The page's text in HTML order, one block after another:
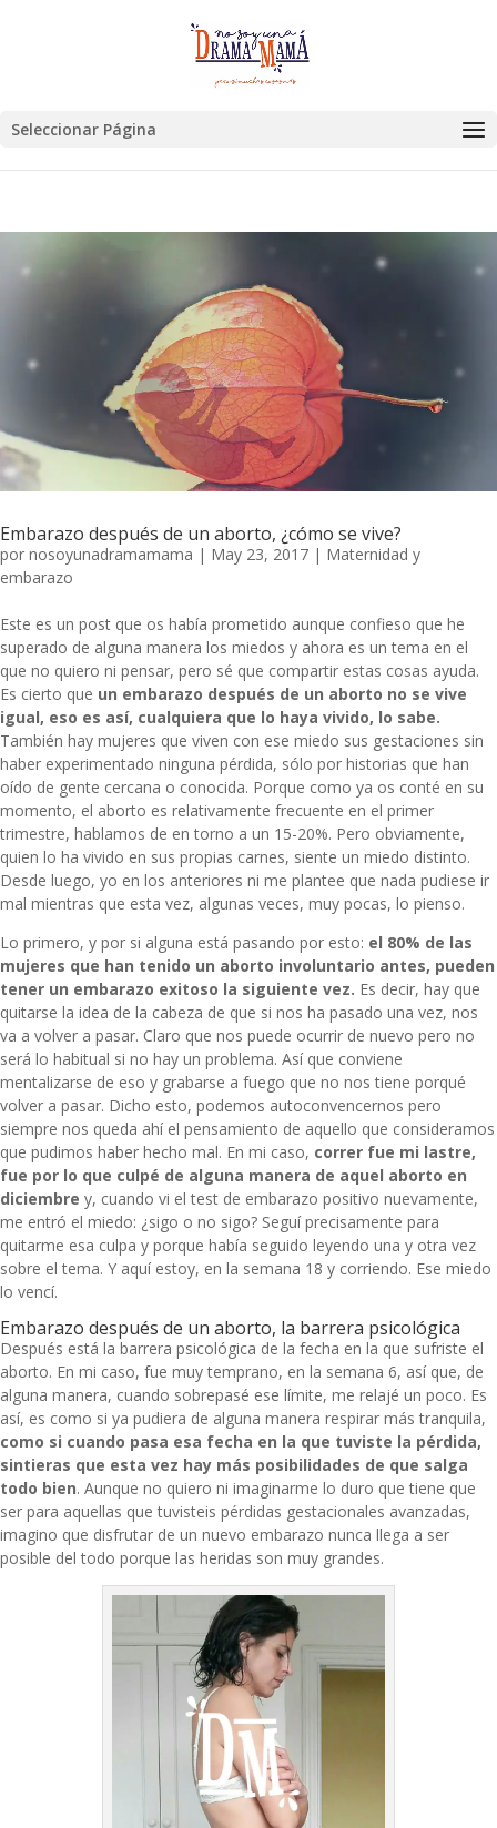
Seleccionar Página
Embarazo después de un aborto, ¿cómo se vive?
por nosoyunadramamama | May 23, 2017 | Maternidad y
embarazo
Este es un post que os había prometido aunque confieso que he
superado de alguna manera los miedos y ahora es un tema en el
que no quiero ni pensar, pero sé que compartir estas cosas ayuda.
Es cierto que un embarazo después de un aborto no se vive
igual, eso es así, cualquiera que lo haya vivido, lo sabe.
También hay mujeres que viven con ese miedo sus gestaciones sin
haber experimentado ninguna pérdida, sólo por historias que han
oído de gente cercana o conocida. Porque como ya os conté en su
momento, el aborto es relativamente frecuente en el primer
trimestre, hablamos de en torno a un 15-20%. Pero obviamente,
quien lo ha vivido en sus propias carnes, siente un miedo distinto.
Desde luego, yo en los anteriores ni me plantee que nada pudiese ir
mal mientras que esta vez, algunas veces, muy pocas, lo pienso.
Lo primero, y por si alguna está pasando por esto: el 80% de las
mujeres que han tenido un aborto involuntario antes, pueden
tener un embarazo exitoso la siguiente vez. Es decir, hay que
quitarse la idea de la cabeza de que si nos ha pasado una vez, nos
va a volver a pasar. Claro que nos puede ocurrir de nuevo pero no
será lo habitual si no hay un problema. Así que conviene
mentalizarse de eso y grabarse a fuego que no nos tiene porqué
volver a pasar. Dicho esto, podemos autoconvencernos pero
siempre nos queda ahí el pensamiento de aquello que consideramos
que pudimos haber hecho mal. En mi caso, correr fue mi lastre,
fue por lo que culpé de alguna manera de aquel aborto en
diciembre y, cuando vi el test de embarazo positivo nuevamente,
me entró el miedo: ¿sigo o no sigo? Seguí precisamente para
quitarme esa culpa y porque había seguido leyendo una y otra vez
sobre el tema. Y aquí estoy, en la semana 18 y corriendo. Ese miedo
lo vencí.
Embarazo después de un aborto, la barrera psicológica
Después está la barrera psicológica de la fecha en la que sufriste el
aborto. En mi caso, fue muy temprano, en la semana 6, así que, de
alguna manera, cuando sobrepasé ese límite, me relajé un poco. Es
así, es como si ya pudiera de alguna manera respirar más tranquila,
como si cuando pasa esa fecha en la que tuviste la pérdida,
sintieras que esta vez hay más posibilidades de que salga
todo bien. Aunque no quiero ni imaginarme lo duro que tiene que
ser para aquellas que tuvisteis pérdidas gestacionales avanzadas,
imagino que disfrutar de un nuevo embarazo nunca llega a ser
posible del todo porque las heridas son muy grandes.